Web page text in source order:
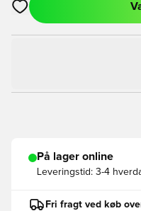
Åbner en Modal til at
På lager online
Leveringstid: 3-4
Fri fragt ved køb